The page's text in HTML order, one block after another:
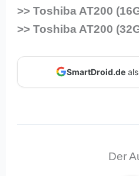
>> Toshiba AT200
>> Toshiba AT200
SmartDroid.deals
Der